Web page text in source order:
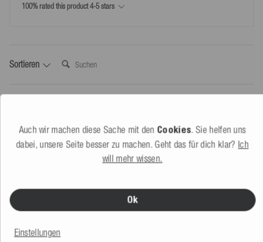
Produktgewicht (g)
bereitgestellte Retourenlabel genutzt wird.
100% rated this product 4-5 stars
Sortieren Suchen:
Verified Customer
Wieder kaufen:
Ja
Auch wir machen diese Sache mit den Cookies. Sie helfen uns
dabei, unsere Seite besser zu machen. Geht das für dich klar? Ich
will mehr wissen.
Ok
Einstellungen